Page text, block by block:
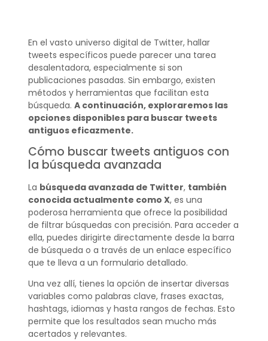
En el vasto universo digital de Twitter, hallar
tweets específicos puede parecer una tarea
desalentadora, especialmente si son
publicaciones pasadas. Sin embargo, existen
métodos y herramientas que facilitan esta
búsqueda. A continuación, exploraremos las
opciones disponibles para buscar tweets
antiguos eficazmente.
Cómo buscar tweets antiguos con
la búsqueda avanzada
La búsqueda avanzada de Twitter, también
conocida actualmente como X, es una
poderosa herramienta que ofrece la posibilidad
de filtrar búsquedas con precisión. Para acceder a
ella, puedes dirigirte directamente desde la barra
de búsqueda o a través de un enlace específico
que te lleva a un formulario detallado.
Una vez allí, tienes la opción de insertar diversas
variables como palabras clave, frases exactas,
hashtags, idiomas y hasta rangos de fechas. Esto
permite que los resultados sean mucho más
acertados y relevantes.